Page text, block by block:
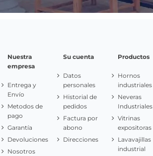
Nuestra
empresa
Entrega y
Envío
Metodos de
pago
Garantía
Devoluciones
Nosotros
Su cuenta
Datos
personales
Historial de
pedidos
Factura por
abono
Direcciones
Productos
Hornos
industriales
Neveras
Industriales
Vitrinas
expositoras
Lavavajillas
industrial